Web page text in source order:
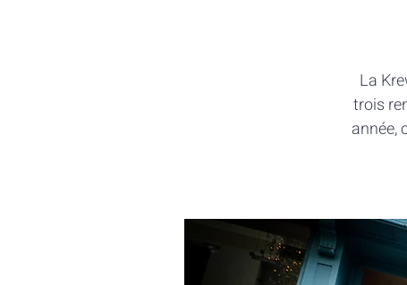
La
trois
année,